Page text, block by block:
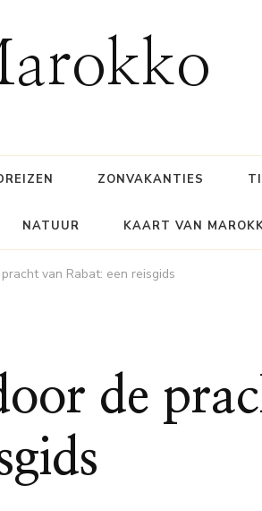
ZONVAKANTIES
NATUUR KAART VAN
van Rabat: een reisgids
de